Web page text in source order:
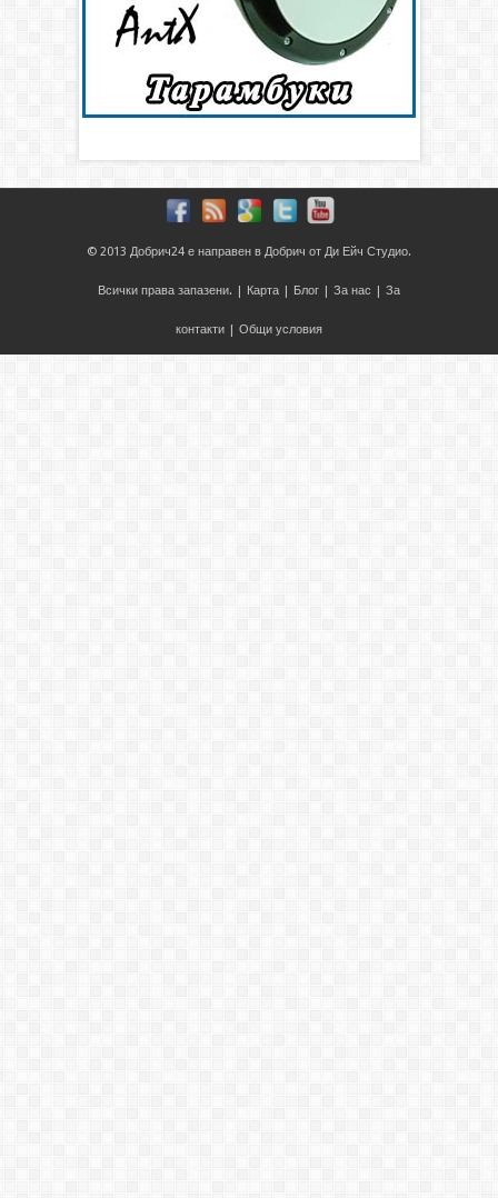
© 2013 Добрич24 е направен в Добрич от Ди Ейч Студио.
Всички права запазени. | Карта | Блог | За нас | За
контакти | Общи условия